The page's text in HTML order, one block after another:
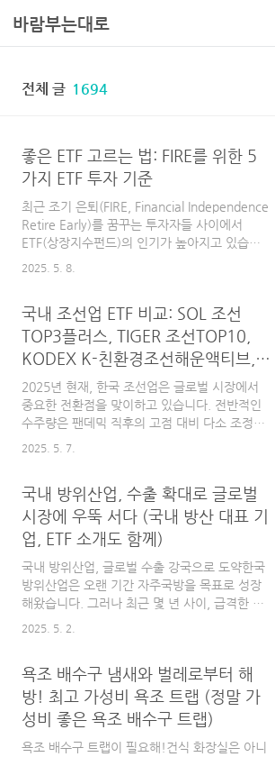
바람부는대로
전체 글 1694
좋은 ETF 고르는 법: FIRE를 위한 5
가지 ETF 투자 기준
최근 조기 은퇴(FIRE, Financial Independence
Retire Early)를 꿈꾸는 투자자들 사이에서
ETF(상장지수펀드)의 인기가 높아지고 있습니
으로 주목받고 있습니다.하지만 수백 개의 ETF
상품이 쏟아지는 지금, 중요한 건 ‘어떤 ETF를
사느냐’보다 ‘무엇을 기준으로 ETF를 고르느
냐’입니다.이정환 미래에셋자산운용 상무는 최
근 ‘싱글파이어 머니쇼’에서 “좋은 ETF를 고르는
법은 단순하지만 강력하다”며 투자자가 꼭 알아
야 할 5가지 기준을 소개했습니다. 이번 글에서
2025. 5. 8.
국내 조선업 ETF 비교: SOL 조선
TOP3플러스, TIGER 조선TOP10,
KODEX K-친환경조선해운액티브,
HANARO Fn조선해운-수익률과 전
략의 차이점은?
2025년 현재, 한국 조선업은 글로벌 시장에서
중요한 전환점을 맞이하고 있습니다. 전반적인
수주량은 팬데믹 직후의 고점 대비 다소 조정되
년 3월, 전 세계 선박 발주량은 150만 CGT(58
척)로 전월(377만 CGT) 대비 60%, 전년 동기
(513만 CGT) 대비 무려 71%나 감소하는 등 글
로벌 발주는 전반적으로 위축된 모습입니다. 하
지만 이러한 시장 침체 속에서도 한국 조선업은
82만 CGT(17척)를 수주하며 점유율 55%로 세
계 1위를 탈환했습니다. 중국은 52만 CGT(31
2025. 5. 7.
국내 방위산업, 수출 확대로 글로벌
시장에 우뚝 서다 (국내 방산 대표 기
업, ETF 소개도 함께)
국내 방위산업, 글로벌 수출 강국으로 도약한국
방위산업은 오랜 기간 자주국방을 목표로 성장
해왔습니다. 그러나 최근 몇 년 사이, 급격한 수
급증하는 가운데, 한국은 품질, 가격, 납기 경쟁
력을 모두 갖춘 공급국으로 각광받고 있습니
다.K2 전차, K9 자주포, 천무 다연장로켓 등 주
요 무기체계 수출이 증가하면서, 한국은 세계
10대 방산 수출국 중 하나로 자리잡았으며, 향
2025. 5. 2.
욕조 배수구 냄새와 벌레로부터 해
방! 최고 가성비 욕조 트랩 (정말 가
성비 좋은 욕조 배수구 트랩)
욕조 배수구 트랩이 필요해!건식 화장실은 아니